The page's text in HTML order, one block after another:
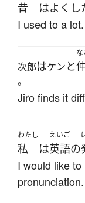
昔 はよくし
I used to a lot.
次郎はケンと
な
。
Jiro finds it
わたし
私 は
えいご
英語の
I would like
pronunciation.